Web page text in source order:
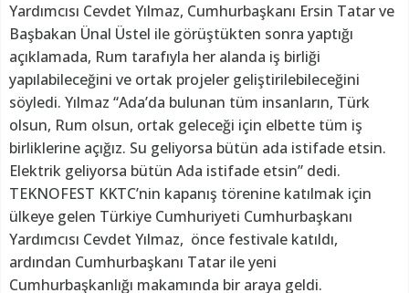
Yardımcısı Cevdet Yılmaz, Cumhurbaşkanı Ersin Tatar ve
Başbakan Ünal Üstel ile görüştükten sonra yaptığı
açıklamada, Rum tarafıyla her alanda iş birliği
yapılabileceğini ve ortak projeler geliştirilebileceğini
söyledi. Yılmaz “Ada’da bulunan tüm insanların, Türk
olsun, Rum olsun, ortak geleceği için elbette tüm iş
birliklerine açığız. Su geliyorsa bütün ada istifade etsin.
Elektrik geliyorsa bütün Ada istifade etsin” dedi.
TEKNOFEST KKTC’nin kapanış törenine katılmak için
ülkeye gelen Türkiye Cumhuriyeti Cumhurbaşkanı
Yardımcısı Cevdet Yılmaz, önce festivale katıldı,
ardından Cumhurbaşkanı Tatar ile yeni
Cumhurbaşkanlığı makamında bir araya geldi.